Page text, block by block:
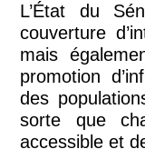
L’État du
couverture
mais
promotion
des
sorte que
accessible et